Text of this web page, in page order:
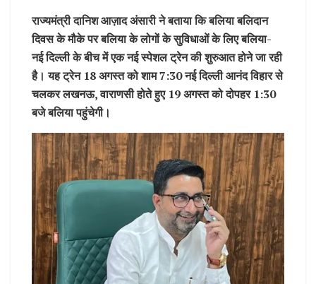
राज्यमंत्री दानिश आज़ाद अंसारी ने बताया कि बलिया बलिदान
दिवस के मौके पर बलिया के लोगों के सुविधाओं के लिए बलिया-
नई दिल्ली के बीच में एक नई स्पेशल ट्रेन की शुरुआत होने जा रही
है। यह ट्रेन 18 अगस्त को शाम 7:30 नई दिल्ली आनंद विहार से
चलकर लखनऊ, वाराणसी होते हुए 19 अगस्त को दोपहर 1:30
बजे बलिया पहुंचेगी।